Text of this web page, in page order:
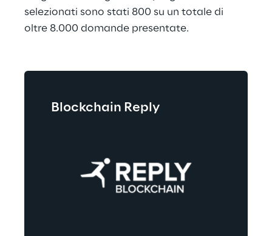
selezionati sono stati 800 su un totale di
oltre 8.000 domande presentate.
Blockchain Reply